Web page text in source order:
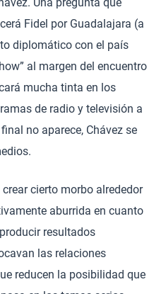
Fidel por Guadalajara (a
diplomático con el país
al margen del encuentro
mucha tinta en los
de radio y televisión a
no aparece, Chávez se
cierto morbo alrededor
aburrida en cuanto
resultados
las relaciones
reducen la posibilidad que